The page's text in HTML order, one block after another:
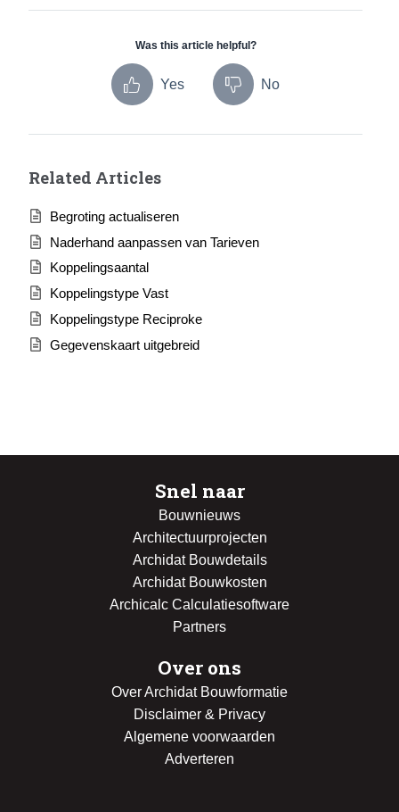
Was this article helpful?
Yes No
Related Articles
Begroting actualiseren
Naderhand aanpassen van Tarieven
Koppelingsaantal
Koppelingstype Vast
Koppelingstype Reciproke
Gegevenskaart uitgebreid
Snel naar
Bouwnieuws
Architectuurprojecten
Archidat Bouwdetails
Archidat Bouwkosten
Archicalc Calculatiesoftware
Partners
Over ons
Over Archidat Bouwformatie
Disclaimer & Privacy
Algemene voorwaarden
Adverteren